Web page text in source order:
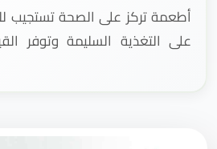
أطعمة تركز على الصحة تستجيب
على التغذية السليمة وتوفر